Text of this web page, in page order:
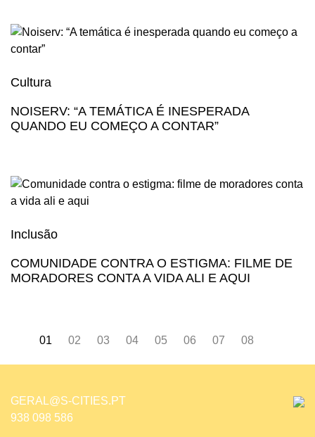
Cultura
NOISERV: “A TEMÁTICA É INESPERADA
QUANDO EU COMEÇO A CONTAR”
Inclusão
COMUNIDADE CONTRA O ESTIGMA: FILME DE
MORADORES CONTA A VIDA ALI E AQUI
01 02 03 04 05 06 07 08
Seguinte
GERAL@S-CITIES.PT
938 098 586